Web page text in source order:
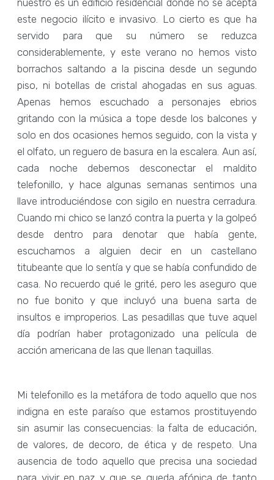
nuestro es un edificio residencial donde no se acepta
este negocio ilícito e invasivo. Lo cierto es que ha
servido para que su número se reduzca
considerablemente, y este verano no hemos visto
borrachos saltando a la piscina desde un segundo
piso, ni botellas de cristal ahogadas en sus aguas.
Apenas hemos escuchado a personajes ebrios
gritando con la música a tope desde los balcones y
solo en dos ocasiones hemos seguido, con la vista y
el olfato, un reguero de basura en la escalera. Aun así,
cada noche debemos desconectar el maldito
telefonillo, y hace algunas semanas sentimos una
llave introduciéndose con sigilo en nuestra cerradura.
Cuando mi chico se lanzó contra la puerta y la golpeó
desde dentro para denotar que había gente,
escuchamos a alguien decir en un castellano
titubeante que lo sentía y que se había confundido de
casa. No recuerdo qué le grité, pero les aseguro que
no fue bonito y que incluyó una buena sarta de
insultos e improperios. Las pesadillas que tuve aquel
día podrían haber protagonizado una película de
acción americana de las que llenan taquillas.
Mi telefonillo es la metáfora de todo aquello que nos
indigna en este paraíso que estamos prostituyendo
sin asumir las consecuencias: la falta de educación,
de valores, de decoro, de ética y de respeto. Una
ausencia de todo aquello que precisa una sociedad
para vivir en paz y que se queda afónica de tanto